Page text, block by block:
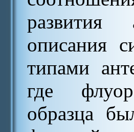
развития
описания
типами
где
образца